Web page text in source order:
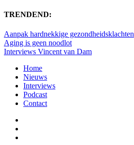
TRENDEND:
Aanpak hardnekkige gezondheidsklachten
Aging is geen noodlot
Interviews Vincent van Dam
Home
Nieuws
Interviews
Podcast
Contact